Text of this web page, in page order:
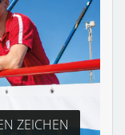
ZEICHEN